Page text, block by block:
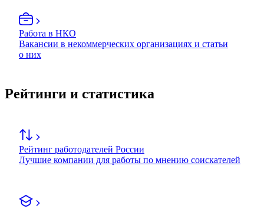
Работа в НКО
Вакансии в некоммерческих организациях и статьи
о них
Рейтинги и статистика
Рейтинг работодателей России
Лучшие компании для работы по мнению соискателей